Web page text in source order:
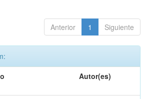
Anterior 1 Siguiente
Autor(es)